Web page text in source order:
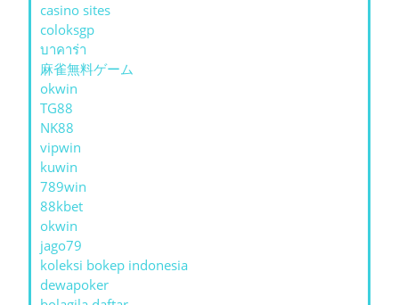
casino sites
coloksgp
บาคาร่า
麻雀無料ゲーム
okwin
TG88
NK88
vipwin
kuwin
789win
88kbet
okwin
jago79
koleksi bokep indonesia
dewapoker